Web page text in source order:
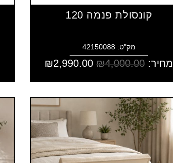
קונסולת פנמה 120
מק"ט: 42150088
מחיר: ₪4,000.00
₪2,990.00